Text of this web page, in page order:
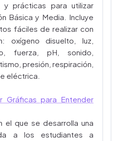
y prácticas para utilizar
Básica y Media. Incluye
fáciles de realizar con
oxígeno disuelto, luz,
fuerza, pH, sonido,
presión, respiración,
eléctrica.
Gráficas para Entender
el que se desarrolla una
a los estudiantes a